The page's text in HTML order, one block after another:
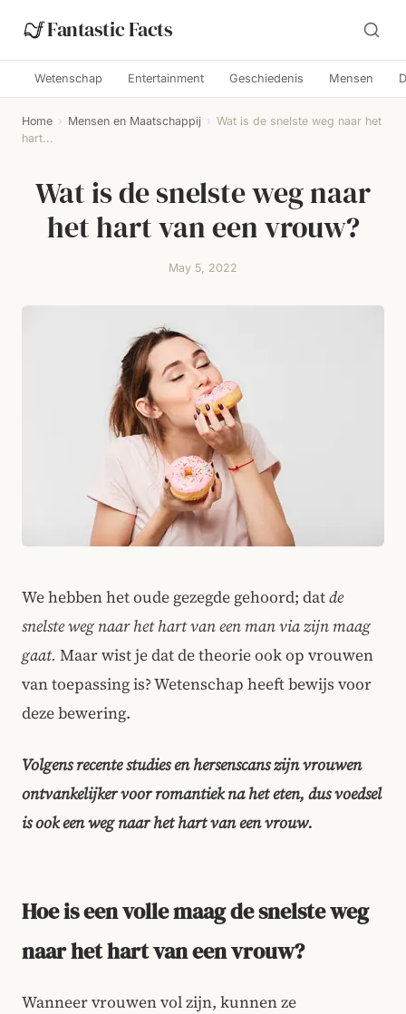
Fantastic Facts
Wetenschap Entertainment Geschiedenis Mensen
Home › Mensen en Maatschappij › Wat is de snelste weg naar het
hart...
Wat is de snelste weg naar
het hart van een vrouw?
May 5, 2022
We hebben het oude gezegde gehoord; datde
snelste weg naar het hart van een man via zijn maag
gaat. Maar wist je dat de theorie ook op vrouwen
van toepassing is? Wetenschap heeft bewijs voor
deze bewering.
Volgens recente studies en hersenscans zijn vrouwen
ontvankelijker voor romantiek na het eten, dus voedsel
is ook een weg naar het hart van een vrouw.
Hoe is een volle maag de snelste weg
naar het hart van een vrouw?
Wanneer vrouwen vol zijn, kunnen ze